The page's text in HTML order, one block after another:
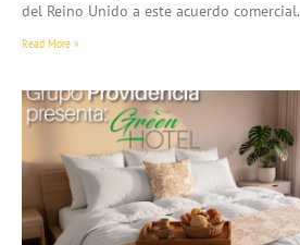
del Reino Unido a este acuerdo comercial.
Read More »